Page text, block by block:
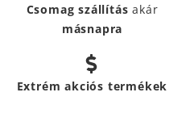
Csomag szállításakár
másnapra
Extrém akciós termékek